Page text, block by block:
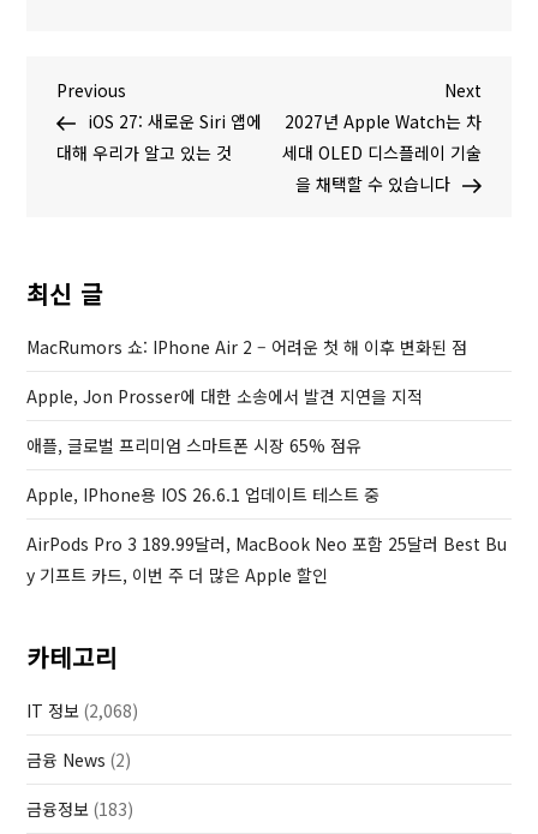
글
탐
P
r
e
s
P
o
s
Previous
iOS 27: 새로운 Siri 앱에
대해 우리가 알고 있는 것
N
e
x
t
Next
2027년 Apple Watch는 차
세대 OLED 디스플레이 기술
을 채택할 수 있습니다
최신 글
MacRumors 쇼: IPhone Air 2 – 어려운 첫 해 이후 변화된 점
Apple, Jon Prosser에 대한 소송에서 발견 지연을 지적
애플, 글로벌 프리미엄 스마트폰 시장 65% 점유
Apple, IPhone용 IOS 26.6.1 업데이트 테스트 중
AirPods Pro 3 189.99달러, MacBook Neo 포함 25달러 Best Bu
Y 기프트 카드, 이번 주 더 많은 Apple 할인
카테고리
IT 정보 (2,068)
금융 News (2)
금융정보 (183)